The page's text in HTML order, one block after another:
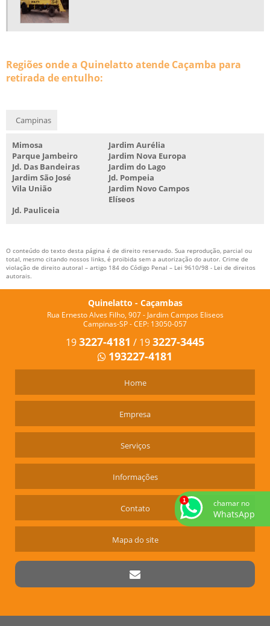
CAÇAMBA PARA COLETA DE ENTULHO
CAÇAMBA PARA LIXO
CAÇAMBA PARA MATERIAL DE CONSTRUÇÃO
CAÇAMBA PARA MATERIAL RECICLÁVEL
CAÇAMBA PARA RECICLAGEM
CAÇAMBA PARA RECOLHER ENTULHO
CAÇAMBA PARA REMOÇÃO DE ENTULHO
EMPRESA DE CAÇAMBA DE ENTULHO
ALUGUEL DE CAÇAMBA DE ENTULHO
ALUGUEL DE CAÇAMBA SP
CAÇAMBA PARA RETIRADA DE ENTULHO
LOCAÇÃO DE CAÇAMBAS SP
Regiões onde a Quinelatto atende Caçamba para
retirada de entulho:
Campinas
Mimosa
Jardim Aurélia
Parque Jambeiro
Jardim Nova Europa
Jd. Das Bandeiras
Jardim do Lago
Jardim São José
Jd. Pompeia
Vila União
Jardim Novo Campos
Elíseos
Jd. Pauliceia
O conteúdo do texto desta página é de direito reservado. Sua reprodução, parcial ou
total, mesmo citando nossos links, é proibida sem a autorização do autor. Crime de
violação de direito autoral – artigo 184 do Código Penal – Lei 9610/98 - Lei de direitos
autorais.
Quinelatto - Caçambas
Rua Ernesto Alves Filho, 907 - Jardim Campos Eliseos
Campinas-SP - CEP: 13050-057
193227-4181 / 193227-3445
193227-4181
Home
Empresa
Serviços
Informações
Contato
Mapa do site
chamar no
WhatsApp